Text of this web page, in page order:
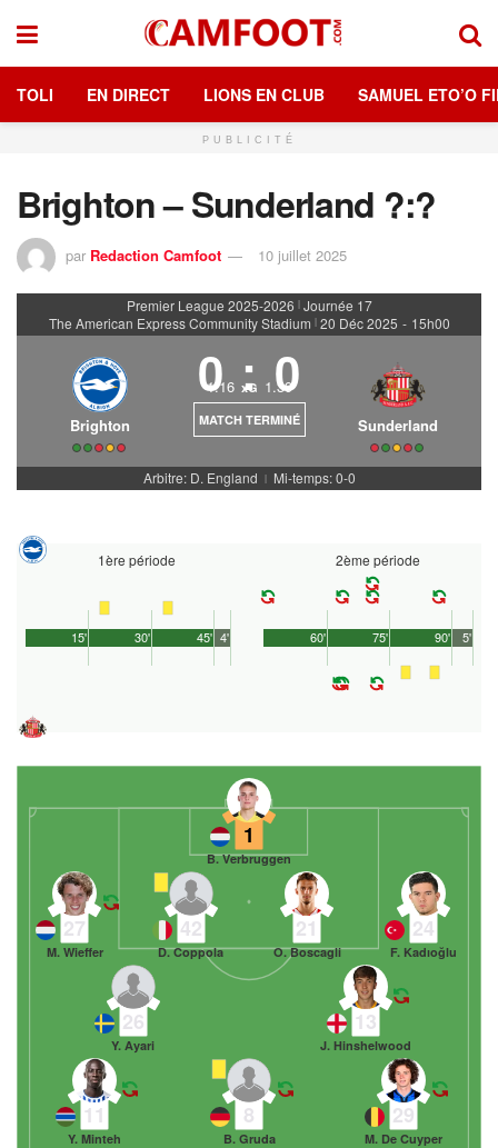
TOLI EN DIRECT LIONS EN CLUB SAMUEL ETO’O
PUBLICITÉ
Brighton – Sunderland ?:?
par Redaction Camfoot 10 juillet 2025
Premier League 2025-2026 | Journée 17
The American Express Community Stadium | 20 Déc 2025 - 15h00
Brighton
0 : 0
1.16 xG 1.39
MATCH TERMINÉ Sunderland
Arbitre: D. England | Mi-temps: 0-0
1ère période
45'
15' 30' 4'
2ème période
90'
60' 75' 5'
1
B. Verbruggen
24
F. Kadıoğlu
21
O. Boscagli
42
D. Coppola
27
M. Wieffer
13
J. Hinshelwood
26
Y. Ayari
29
M. De Cuyper
8
B. Gruda
11
Y. Minteh